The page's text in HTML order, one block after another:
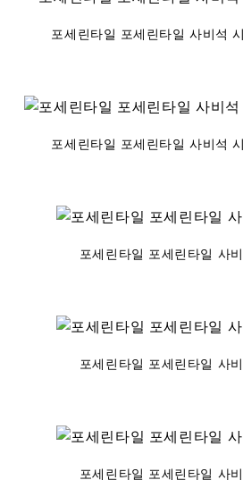
포세린타일 포세린타일 사비석
포세린타일 포세린타일 사비석
포세린타일 포세린타일 사
포세린타일 포세린타일 사
포세린타일 포세린타일 사